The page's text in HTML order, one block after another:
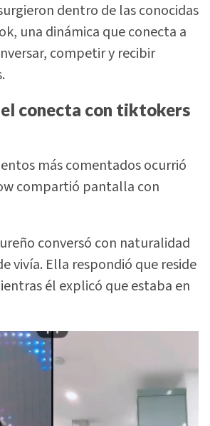
dentro de las conocidas
una dinámica que conecta a
competir y recibir
conecta con tiktokers
más comentados ocurrió
compartió pantalla con
conversó con naturalidad
vivía. Ella respondió que reside
él explicó que estaba en